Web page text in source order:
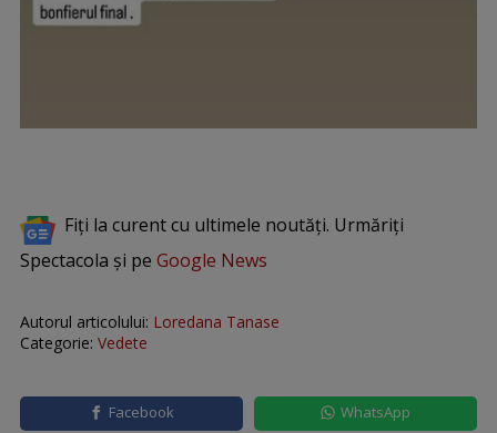
Fiți la curent cu ultimele noutăți. Urmăriți
Spectacola și pe Google News
Autorul articolului: Loredana Tanase
Categorie: Vedete
Facebook WhatsApp